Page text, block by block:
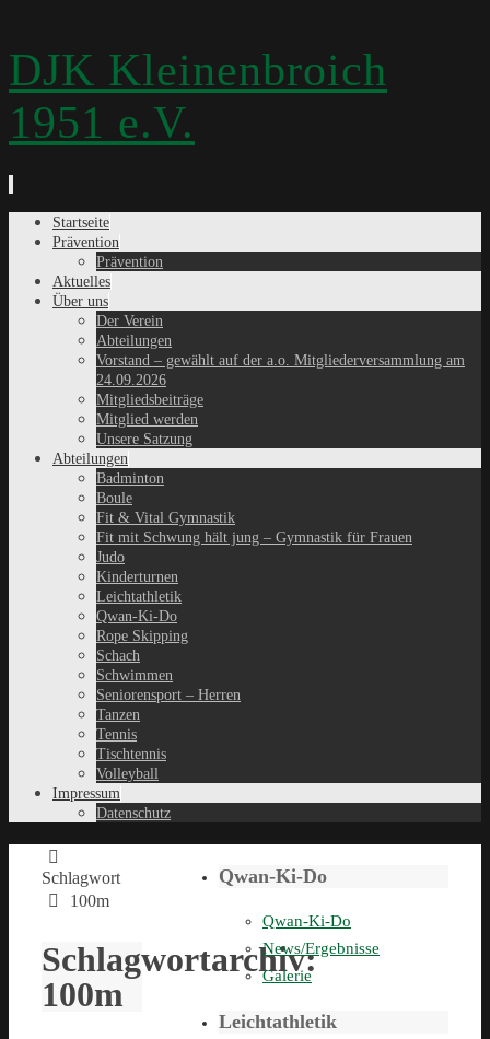
DJK Kleinenbroich
1951 e.V.
Zum
Inhalt
Startseite
Prävention
Prävention
Aktuelles
Über uns
Der Verein
Abteilungen
Vorstand – gewählt auf der a.o. Mitgliederversammlung am
24.09.2026
Mitgliedsbeiträge
Mitglied werden
Unsere Satzung
Abteilungen
Badminton
Boule
Fit & Vital Gymnastik
Fit mit Schwung hält jung – Gymnastik für Frauen
Judo
Kinderturnen
Leichtathletik
Qwan-Ki-Do
Rope Skipping
Schach
Schwimmen
Seniorensport – Herren
Tanzen
Tennis
Tischtennis
Volleyball
Impressum
Datenschutz
Schlagwort
100m
Schlagwortarchiv:
100m
Qwan-Ki-Do
Qwan-Ki-Do
News/Ergebnisse
Galerie
Leichtathletik